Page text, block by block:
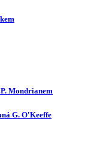
Mondrianem
G. O′Keeffe